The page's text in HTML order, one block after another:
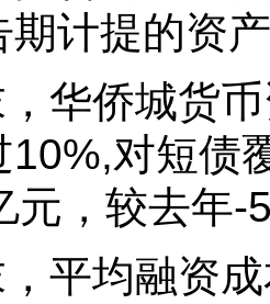
期计提的资
华侨城货
10%,对短债
元，较去年-
平均融资